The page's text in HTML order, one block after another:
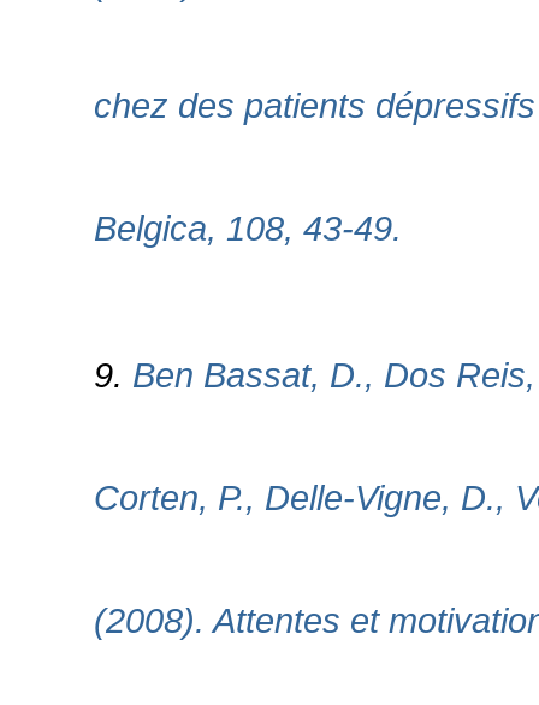
chez des patients
Belgica, 108, 43-49.
9. Ben Bassat, D., Dos
Corten, P., Delle-Vigne, D.,
(2008). Attentes et